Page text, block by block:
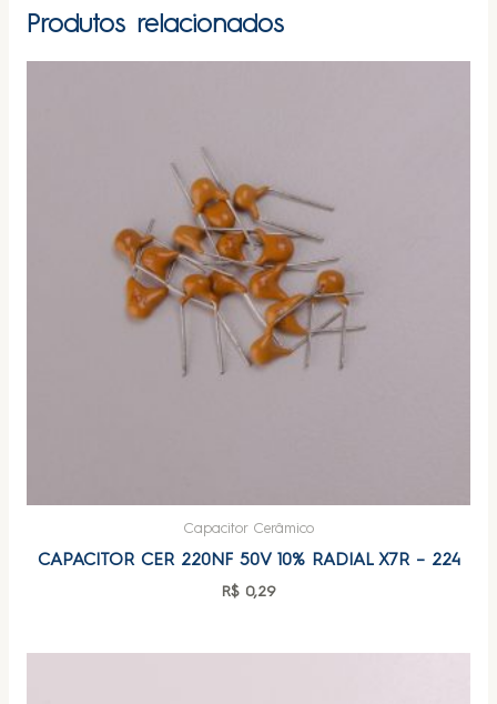
Produtos relacionados
Capacitor Cerâmico
CAPACITOR CER 220NF 50V 10% RADIAL X7R – 224
R$0,29